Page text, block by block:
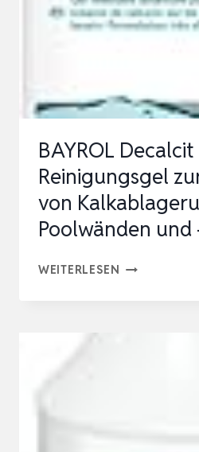
POOL
UND
SAURER
FÜR
BAYROL
Reinigungsgel
von
Poolwänden
WEITERLESEN BAYROL